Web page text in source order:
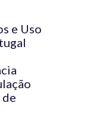
e Uso
de